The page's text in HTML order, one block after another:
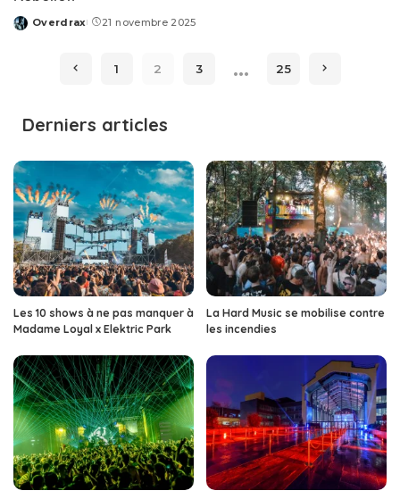
Posted
Overdrax 21 novembre 2025
1 2 3 … 25
Derniers articles
Les 10 shows à ne pas manquer à
Madame Loyal x Elektric Park
La Hard Music se mobilise contre
les incendies